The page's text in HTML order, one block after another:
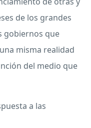
de los grandes
gobiernos que
misma realidad
del medio que
a las